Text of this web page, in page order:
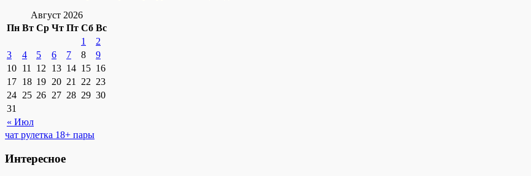
Август 2026
Пн Вт Ср Чт Пт Сб Вс
« Июл
1
2
3
4 5 6 7 8
9
10 11 12 13 14 15 16
17 18 19 20 21 22 23
24 25 26 27 28 29 30
31
чат рулетка 18+ пары
Интересное